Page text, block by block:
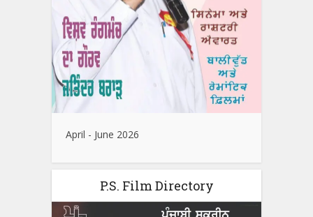
April - June 2026
P.S. Film Directory